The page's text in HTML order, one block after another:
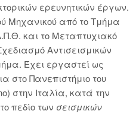
ερευνητικών έργων.
Μηχανικού από το Τμήμα
και το Μεταπτυχιακό
Αντισεισμικών
Έχει εργαστεί ως
στο Πανεπιστήμιο του
στην Ιταλία, κατά την
πεδίο των σεισμικών